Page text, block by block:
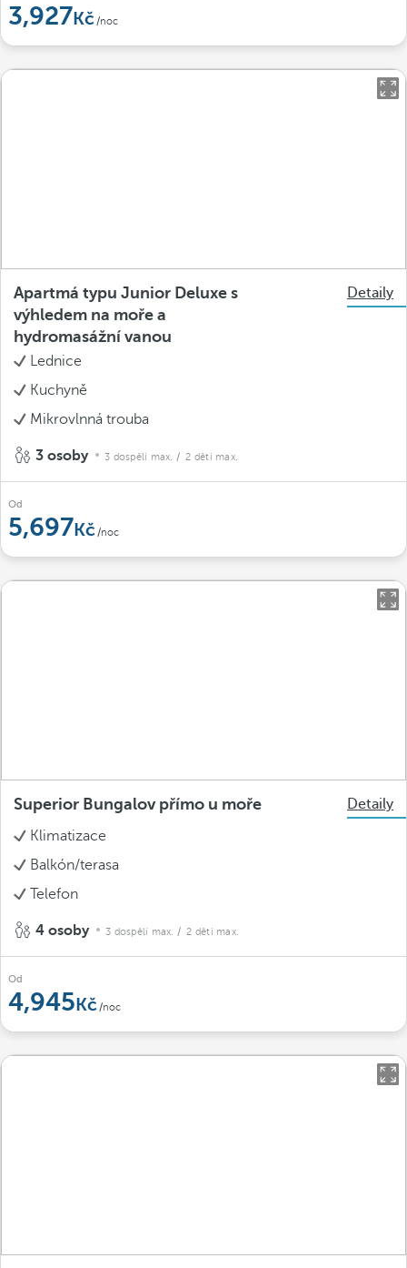
3,927 /noc
Apartmá typu Junior Deluxe s
výhledem na moře a
hydromasážní vanou
Detaily
Lednice
Kuchyně
Mikrovlnná trouba
3 osoby 3 dospělí max. / 2 děti max.
Od
5,697 /noc
Superior Bungalov přímo u moře
Detaily
Klimatizace
Balkón/terasa
Telefon
4 osoby 3 dospělí max. / 2 děti max.
Od
4,945 /noc